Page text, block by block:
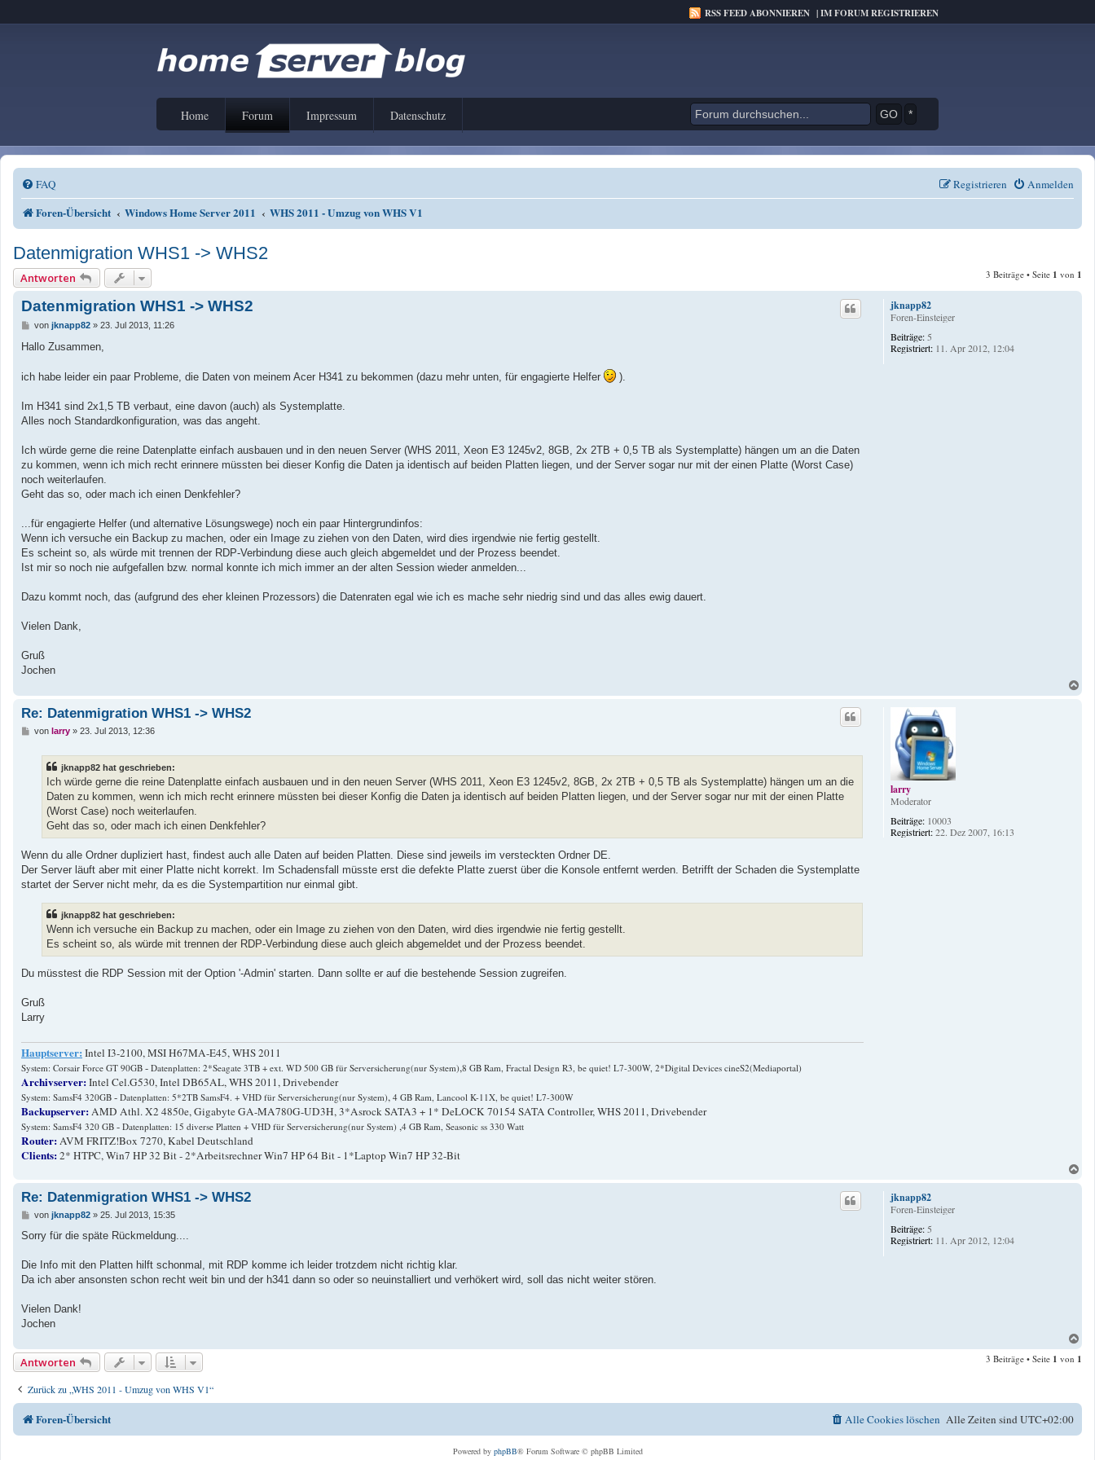
RSS FEED ABONNIEREN |IM FORUM REGISTRIEREN
Home Forum Impressum Datenschutz *
FAQ Anmelden
Registrieren
Foren-Übersicht Windows Home Server 2011 WHS 2011 - Umzug von WHS V1
Datenmigration WHS1 -> WHS2
Antworten 3 Beiträge • Seite 1 von 1
jknapp82
Foren-Einsteiger
Beiträge: 5
Registriert: 11. Apr 2012, 12:04
Datenmigration WHS1 -> WHS2
B
i
a
g
von jknapp82» 23. Jul 2013, 11:26
Hallo Zusammen,
ich habe leider ein paar Probleme, die Daten von meinem Acer H341 zu bekommen (dazu mehr unten, für engagierte Helfer ).
Im H341 sind 2x1,5 TB verbaut, eine davon (auch) als Systemplatte.
Alles noch Standardkonfiguration, was das angeht.
Ich würde gerne die reine Datenplatte einfach ausbauen und in den neuen Server (WHS 2011, Xeon E3 1245v2, 8GB, 2x 2TB + 0,5 TB als Systemplatte) hängen um an die Daten
zu kommen, wenn ich mich recht erinnere müssten bei dieser Konfig die Daten ja identisch auf beiden Platten liegen, und der Server sogar nur mit der einen Platte (Worst Case)
noch weiterlaufen.
Geht das so, oder mach ich einen Denkfehler?
...für engagierte Helfer (und alternative Lösungswege) noch ein paar Hintergrundinfos:
Wenn ich versuche ein Backup zu machen, oder ein Image zu ziehen von den Daten, wird dies irgendwie nie fertig gestellt.
Es scheint so, als würde mit trennen der RDP-Verbindung diese auch gleich abgemeldet und der Prozess beendet.
Ist mir so noch nie aufgefallen bzw. normal konnte ich mich immer an der alten Session wieder anmelden...
Dazu kommt noch, das (aufgrund des eher kleinen Prozessors) die Datenraten egal wie ich es mache sehr niedrig sind und das alles ewig dauert.
Vielen Dank,
Gruß
Jochen
larry
Moderator
Beiträge: 10003
Registriert:22. Dez 2007, 16:13
Re: Datenmigration WHS1 -> WHS2
Bvon larry» 23. Jul 2013, 12:36
jknapp82 hat geschrieben:
Ich würde gerne die reine Datenplatte einfach ausbauen und in den neuen Server (WHS 2011, Xeon E3 1245v2, 8GB, 2x 2TB + 0,5 TB als Systemplatte) hängen um an die
Daten zu kommen, wenn ich mich recht erinnere müssten bei dieser Konfig die Daten ja identisch auf beiden Platten liegen, und der Server sogar nur mit der einen Platte
(Worst Case) noch weiterlaufen.
Geht das so, oder mach ich einen Denkfehler?
Wenn du alle Ordner dupliziert hast, findest auch alle Daten auf beiden Platten. Diese sind jeweils im versteckten Ordner DE.
Der Server läuft aber mit einer Platte nicht korrekt. Im Schadensfall müsste erst die defekte Platte zuerst über die Konsole entfernt werden. Betrifft der Schaden die Systemplatte
startet der Server nicht mehr, da es die Systempartition nur einmal gibt.
jknapp82 hat geschrieben:
Wenn ich versuche ein Backup zu machen, oder ein Image zu ziehen von den Daten, wird dies irgendwie nie fertig gestellt.
Es scheint so, als würde mit trennen der RDP-Verbindung diese auch gleich abgemeldet und der Prozess beendet.
Du müsstest die RDP Session mit der Option '-Admin' starten. Dann sollte er auf die bestehende Session zugreifen.
Gruß
Larry
Hauptserver:Intel I3-2100, MSI H67MA-E45, WHS 2011
System: Corsair Force GT 90GB - Datenplatten: 2*Seagate 3TB + ext. WD 500 GB für Serversicherung(nur System),8 GB Ram, Fractal Design R3, be quiet! L7-300W, 2*Digital Devices cineS2(Mediaportal)
Archivserver:Intel Cel.G530, Intel DB65AL, WHS 2011, Drivebender
System: SamsF4 320GB - Datenplatten: 5*2TB SamsF4. + VHD für Serversicherung(nur System), 4 GB Ram, Lancool K-11X, be quiet! L7-300W
Backupserver:AMD Athl. X2 4850e, Gigabyte GA-MA780G-UD3H, 3*Asrock SATA3 + 1* DeLOCK 70154 SATA Controller, WHS 2011, Drivebender
System: SamsF4 320 GB - Datenplatten: 15 diverse Platten + VHD für Serversicherung(nur System) ,4 GB Ram, Seasonic ss 330 Watt
Router:AVM FRITZ!Box 7270, Kabel Deutschland
Clients:2* HTPC, Win7 HP 32 Bit - 2*Arbeitsrechner Win7 HP 64 Bit - 1*Laptop Win7 HP 32-Bit
jknapp82
Foren-Einsteiger
Beiträge: 5
Registriert: 11. Apr 2012, 12:04
Re: Datenmigration WHS1 -> WHS2
B
i
a
von jknapp82» 25. Jul 2013, 15:35
Sorry für die späte Rückmeldung....
Die Info mit den Platten hilft schonmal, mit RDP komme ich leider trotzdem nicht richtig klar.
Da ich aber ansonsten schon recht weit bin und der h341 dann so oder so neuinstalliert und verhökert wird, soll das nicht weiter stören.
Vielen Dank!
Jochen
n
Antworten 3 Beiträge • Seite 1 von 1
Zurück zu „WHS 2011 - Umzug von WHS V1“
Foren-Übersicht Alle Zeiten sindUTC+02:00
Alle Cookies löschen
Powered by phpBB® Forum Software © phpBB Limited